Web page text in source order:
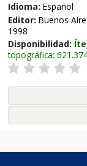
Idioma: Español
Editor: Buenos
1998
Disponibilidad:
topográfica: